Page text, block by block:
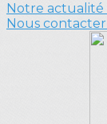
Notre actualité
Nous contacter